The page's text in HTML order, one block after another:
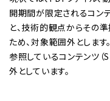
開期間が限定されるコン
と、技術的観点からその
ため、対象範囲外とします
参照しているコンテンツ
外としています。